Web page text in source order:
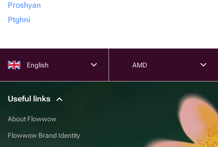
Proshyan
Ptghni
English AMD
Useful links
About Flowwow
Flowwow Brand Identity